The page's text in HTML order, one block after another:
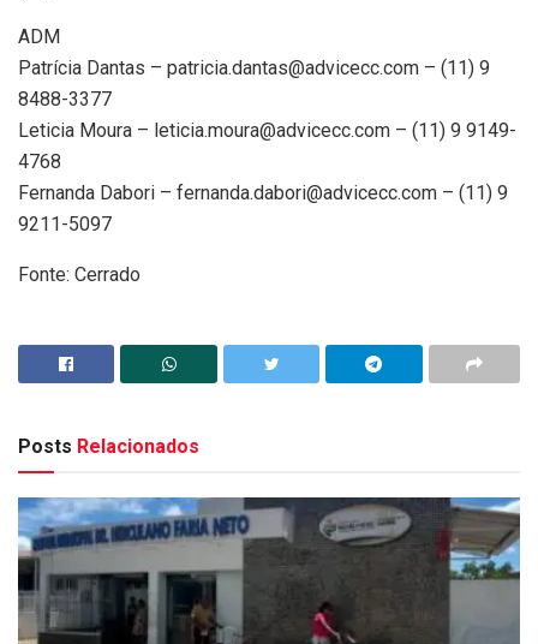
ADM
Patrícia Dantas – patricia.dantas@advicecc.com – (11) 9
8488-3377
Leticia Moura – leticia.moura@advicecc.com – (11) 9 9149-
4768
Fernanda Dabori – fernanda.dabori@advicecc.com – (11) 9
9211-5097
Fonte: Cerrado
Posts Relacionados